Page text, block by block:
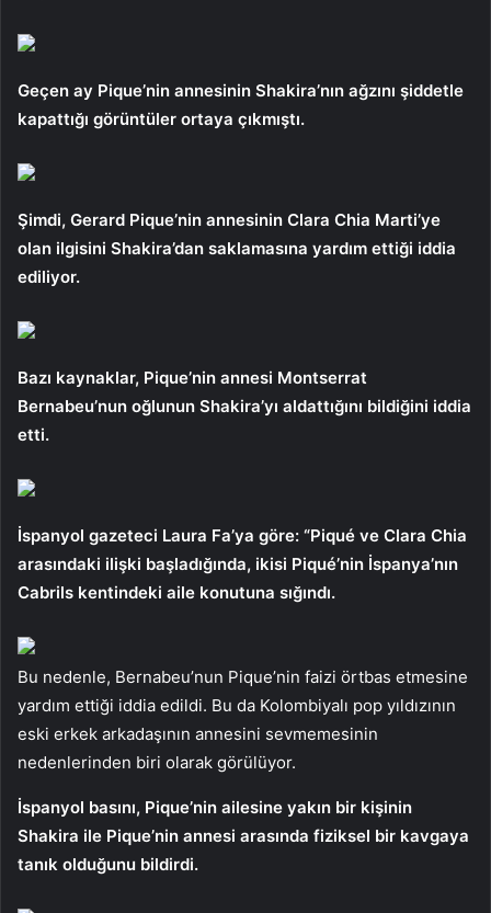
Geçen ay Pique’nin annesinin Shakira’nın ağzını şiddetle
kapattığı görüntüler ortaya çıkmıştı.
Şimdi, Gerard Pique’nin annesinin Clara Chia Marti’ye
olan ilgisini Shakira’dan saklamasına yardım ettiği iddia
ediliyor.
Bazı kaynaklar, Pique’nin annesi Montserrat
Bernabeu’nun oğlunun Shakira’yı aldattığını bildiğini iddia
etti.
İspanyol gazeteci Laura Fa’ya göre: “Piqué ve Clara Chia
arasındaki ilişki başladığında, ikisi Piqué’nin İspanya’nın
Cabrils kentindeki aile konutuna sığındı.
Bu nedenle, Bernabeu’nun Pique’nin faizi örtbas etmesine
yardım ettiği iddia edildi. Bu da Kolombiyalı pop yıldızının
eski erkek arkadaşının annesini sevmemesinin
nedenlerinden biri olarak görülüyor.
İspanyol basını, Pique’nin ailesine yakın bir kişinin
Shakira ile Pique’nin annesi arasında fiziksel bir kavgaya
tanık olduğunu bildirdi.